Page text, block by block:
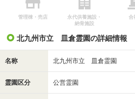
管理棟・売店
永代供養施設・
納骨施設
合
北九州市立 皿倉霊園の詳細情報
名称 北九州市立 皿倉霊園
霊園区分 公営霊園